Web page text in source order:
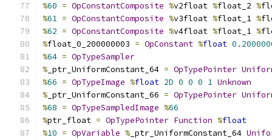
%60 = OpConstantComposite %v2float %float_2 %
%61 = OpConstantComposite %v3float %float_1 %
%62 = OpConstantComposite %v4float %float_1 %
%float_0_200000003 = OpConstant %float
%64 = OpTypeSampler
% _ptr_UniformConstant_64 = OpTypePointer
%66 = OpTypeImage %float 2D 0 0 0 1 Unknown
% _ptr_UniformConstant_66 = OpTypePointer
%68 = OpTypeSampledImage %66
%ptr_float = OpTypePointer Function %float
%10 = OpVariable % _ptr_UniformConstant_64